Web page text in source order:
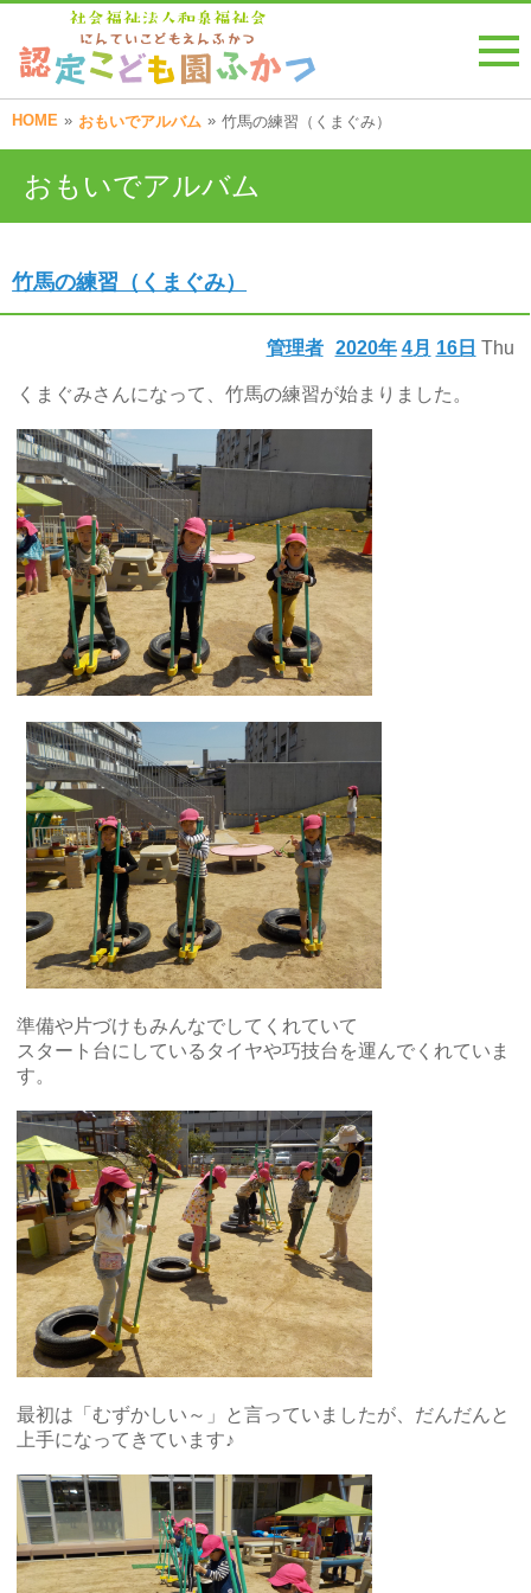
HOME » おもいでアルバム » 竹馬の練習（くまぐみ）
おもいでアルバム
竹馬の練習（くまぐみ）
2020年 4月 16日 Thu
管理者
くまぐみさんになって、竹馬の練習が始まりました。
準備や片づけもみんなでしてくれていて
スタート台にしているタイヤや巧技台を運んでくれていま
す。
最初は「むずかしい～」と言っていましたが、だんだんと
上手になってきています♪